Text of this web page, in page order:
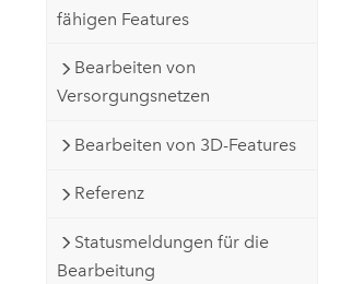
fähigen Features
Bearbeiten von
Versorgungsnetzen
Bearbeiten von 3D-Features
Referenz
Statusmeldungen für die
Bearbeitung